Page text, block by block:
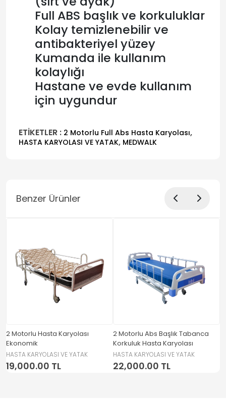
Full ABS başlık ve korkuluklar
Kolay temizlenebilir ve
antibakteriyel yüzey
Kumanda ile kullanım
kolaylığı
Hastane ve evde kullanım
için uygundur
ETİKETLER : 2 Motorlu Full Abs Hasta Karyolası,
HASTA KARYOLASI VE YATAK, MEDWALK
Benzer Ürünler
2 Motorlu Hasta Karyolası
Ekonomik
HASTA KARYOLASI VE YATAK
19,000.00 TL
2 Motorlu Abs Başlık Tabanca
Korkuluk Hasta Karyolası
HASTA KARYOLASI VE YATAK
22,000.00 TL